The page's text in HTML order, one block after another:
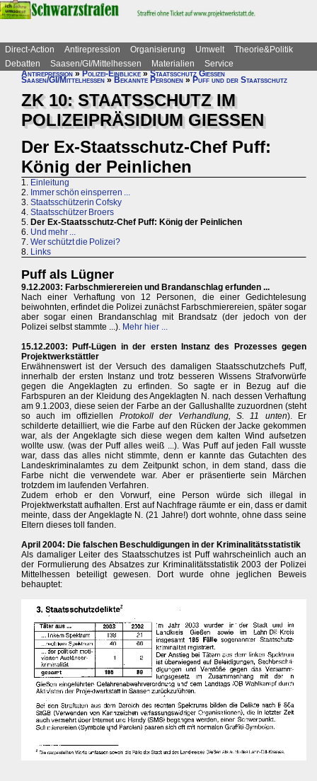
Direct-Action Antirepression Organisierung Umwelt
Theorie&Politik
Debatten
Saasen/GI/Mittelhessen Materialien
Service
Antirepression»Polizei-Einblicke»Staatsschutz Gießen
Saasen/GI/Mittelhessen » Bekannte Personen » Puff und der Staatsschutz
ZK 10: STAATSSCHUTZ IM
POLIZEIPRÄSIDIUM GIESSEN
Der Ex-Staatsschutz-Chef Puff:
König der Peinlichen
1. Einleitung
2. Immer schön einsperren ...
3. Staatsschützerin Cofsky
4. Staatsschützer Broers
5. Der Ex-Staatsschutz-Chef Puff: König der Peinlichen
6. Und mehr ...
7. Wer schützt die Polizei?
8. Links
Puff als Lügner
9.12.2003: Farbschmierereien und Brandanschlag erfunden ...
Nach einer Verhaftung von 12 Personen, die einer Gedichtelesung
beiwohnten, erfindet die Polizei zunächst Farbschmierereien, später sogar
aber sogar einen Brandanschlag mit Brandsatz (der jedoch von der
Polizei selbst stammte ...). Mehr hier ...
15.12.2003: Puff-Lügen in der ersten Instanz des Prozesses gegen
Projektwerkstättler
Erwähnenswert ist der Versuch des damaligen Staatsschutzchefs Puff,
innerhalb der ersten Instanz und trotz besseren Wissens Strafvorwürfe
gegen die Angeklagten zu erfinden. So sagte er in Bezug auf die
Farbspuren an der Kleidung des Angeklagten N. nach dessen Verhaftung
am 9.1.2003, diese seien der Farbe an der Gallushallte zuzuordnen (steht
so auch im offiziellen Protokoll der Verhandlung, S. 11 unten). Er
schilderte detailliert, wie die Farbe auf den Rücken der Jacke gekommen
war, als der Angeklagte sich diese wegen dem kalten Wind aufsetzen
wollte usw. (was der Puff alles weiß ...). Was Puff auf jeden Fall wusste
war, dass das alles nicht stimmte, denn er kannte das Gutachten des
Landeskriminalamtes zu dem Zeitpunkt schon, in dem stand, dass die
Farbe nicht die verwendete war. Aber er präsentierte sein Märchen
trotzdem im laufenden Verfahren.
Zudem erhob er den Vorwurf, eine Person würde sich illegal in
Projektwerkstatt aufhalten. Erst auf Nachfrage räumte er ein, dass er damit
meinte, dass der Angeklagte N. (21 Jahre!) dort wohnte, ohne dass seine
Eltern dieses toll fanden.
April 2004: Die falschen Beschuldigungen in der Kriminalitätsstatistik
Als damaliger Leiter des Staatsschutzes ist Puff wahrscheinlich auch an
der Formulierung des Absatzes zur Kriminalitätsstatistik 2003 der Polizei
Mittelhessen beteiligt gewesen. Dort wurde ohne jeglichen Beweis
behauptet: